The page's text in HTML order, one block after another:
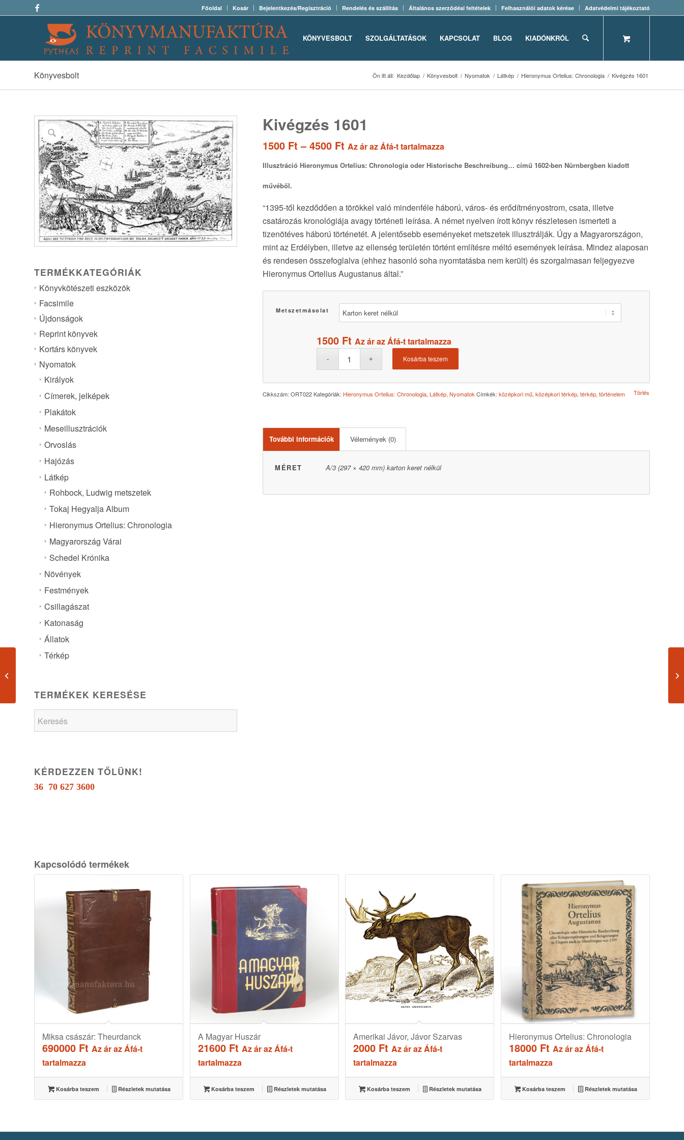
Főoldal Kosár Bejelentkezés/Regisztráció Rendelés és szállítás Általános szerződési feltételek Felhasználói adatok kérése Adatvédelmi tájékoztató
KÖNYVESBOLT SZOLGÁLTATÁSOK KAPCSOLAT BLOG KIADÓNKRÓL
Könyvesbolt Ön itt áll: Kezdőlap / Könyvesbolt / Nyomatok / Látkép / Hieronymus Ortelius: Chronologia / Kivégzés 1601
TERMÉKKATEGÓRIÁK
Könyvkötészeti eszközök
Facsimile
Újdonságok
Reprint könyvek
Kortárs könyvek
Nyomatok
Királyok
Címerek, jelképek
Plakátok
Meseillusztrációk
Orvoslás
Hajózás
Látkép
Rohbock, Ludwig metszetek
Tokaj Hegyalja Album
Hieronymus Ortelius: Chronologia
Magyarország Várai
Schedel Krónika
Növények
Festmények
Csillagászat
Katonaság
Állatok
Térkép
TERMÉKEK KERESÉSE
KÉRDEZZEN TŐLÜNK!
36 70 627 3600
Kivégzés 1601
1500 Ft – 4500 Ft Ártartomány:
-
Az ár az Áfá-t tartalmazza
Illusztráció HieronymusOrtelius: Chronologia oder Historische Beschreibung… című 1602-ben Nürnbergben kiadott
művéből.
“1395-től kezdődően a törökkel való mindenféle háború, város- és erődítményostrom, csata, illetve
csatározás kronológiája avagy történeti leírása. A német nyelven írott könyv részletesen ismerteti a
tizenötéves háború történetét. A jelentősebb eseményeket metszetek illusztrálják. Úgy a Magyarországon,
mint az Erdélyben, illetve az ellenség területén történt említésre méltó események leírása. Mindez alaposan
és rendesen összefoglalva (ehhez hasonló soha nyomtatásba nem került) és szorgalmasan feljegyezve
Hieronymus Ortelius Augustanus által.”
Metszetmásolat
Törlés
1500 Ft Az ár az Áfá-t tartalmazza
Kosárba teszem
Cikkszám:ORT022 Kategóriák: Hieronymus Ortelius: Chronologia,Látkép,Nyomatok Címkék:középkori mű,középkori térkép,térkép,történelem
További információk Vélemények (0)
MÉRET A/3 (297 × 420 mm) karton keret nélkül
Kapcsolódó termékek
Miksa császár: Theurdanck
690000 Ft Az ár az Áfá-t
tartalmazza
Kosárba teszem Részletek mutatása
A Magyar Huszár
21600 Ft Az ár az Áfá-t
tartalmazza
Kosárba teszem Részletek mutatása
Amerikai Jávor, Jávor Szarvas
2000 Ft Az ár az Áfá-t
tartalmazza
Kosárba teszem Részletek mutatása
Hieronymus Ortelius: Chronologia
18000 Ft Az ár az Áfá-t
tartalmazza
Kosárba teszem Részletek mutatása